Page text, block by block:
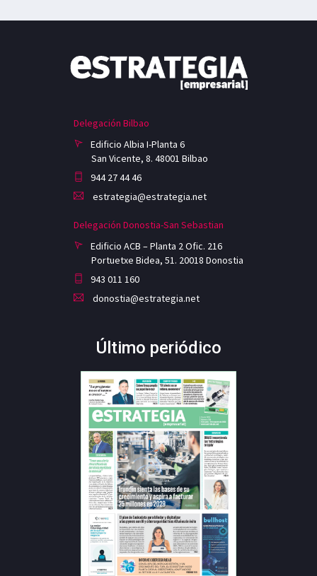
Delegación Bilbao
Edificio Albia I-Planta 6
San Vicente, 8. 48001 Bilbao
944 27 44 46
estrategia@estrategia.net
Delegación Donostia-San Sebastian
Edificio ACB – Planta 2 Ofic. 216
Portuetxe Bidea, 51. 20018 Donostia
943 011 160
donostia@estrategia.net
Último periódico